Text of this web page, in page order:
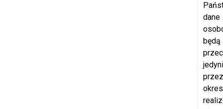
dane
będą
przez
okres